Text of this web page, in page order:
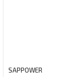
SAPPOWER